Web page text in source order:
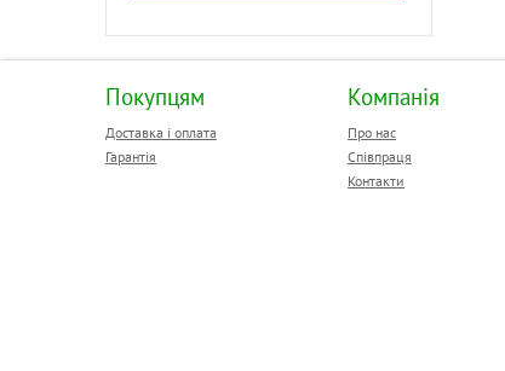
Покупцям
Доставка і оплата
Гарантія
Компанія
Про нас
Співпраця
Контакти